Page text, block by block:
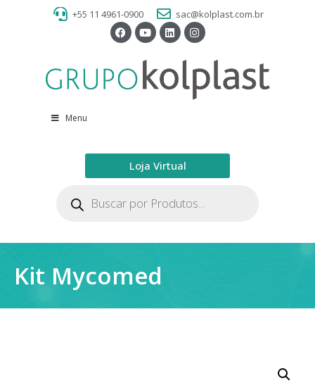
+55 11 4961-0900 sac@kolplast.com.br
Menu
Loja Virtual
Kit Mycomed